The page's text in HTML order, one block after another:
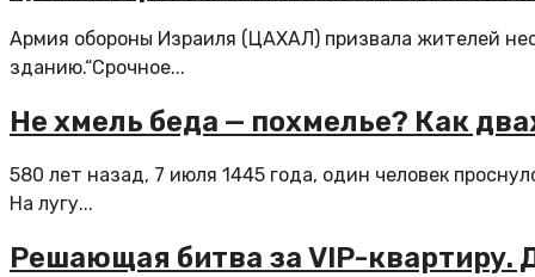
Армия обороны Израиля (ЦАХАЛ) призвала жителей
зданию.“Срочное...
Не хмель беда — похмелье? Как
580 лет назад, 7 июля 1445 года, один человек
На лугу...
Решающая битва за VIP-квартиру.